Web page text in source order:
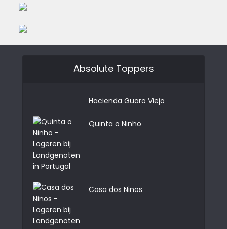
Absolute Toppers
Hacienda Guaro Viejo
Quinta o Ninho
Casa dos Ninos